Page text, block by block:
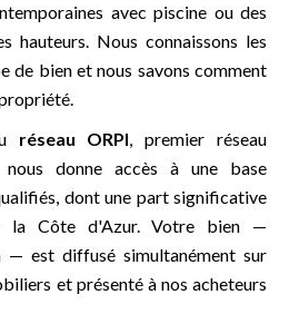
avec piscine ou des
hauteurs. Nous connaissons les
de bien et nous savons comment
réseau ORPI, premier réseau
donne accès à une base
dont une part significative
la Côte d'Azur. Votre bien —
— est diffusé simultanément sur
et présenté à nos acheteurs